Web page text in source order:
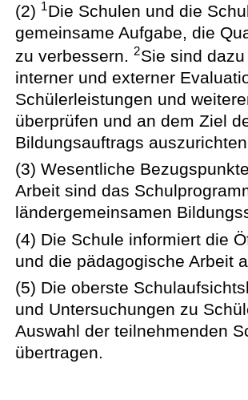
(2) 1Die Schulen und die
gemeinsame Aufgabe, die
zu verbessern.2Sie sind
interner und externer
Schülerleistungen und
überprüfen und an dem Ziel
Bildungsauftrags
(3) Wesentliche
Arbeit sind das
ländergemeinsamen
(4) Die Schule informiert die
und die pädagogische Arbeit
(5) Die oberste
und Untersuchungen zu
Auswahl der teilnehmenden
übertragen.